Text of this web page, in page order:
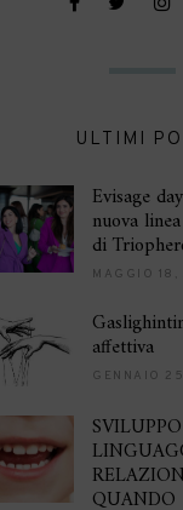
ULTIMI
Evisage
nuova
di
MAGGIO 18,
affettiva
GENNAIO
QUANDO